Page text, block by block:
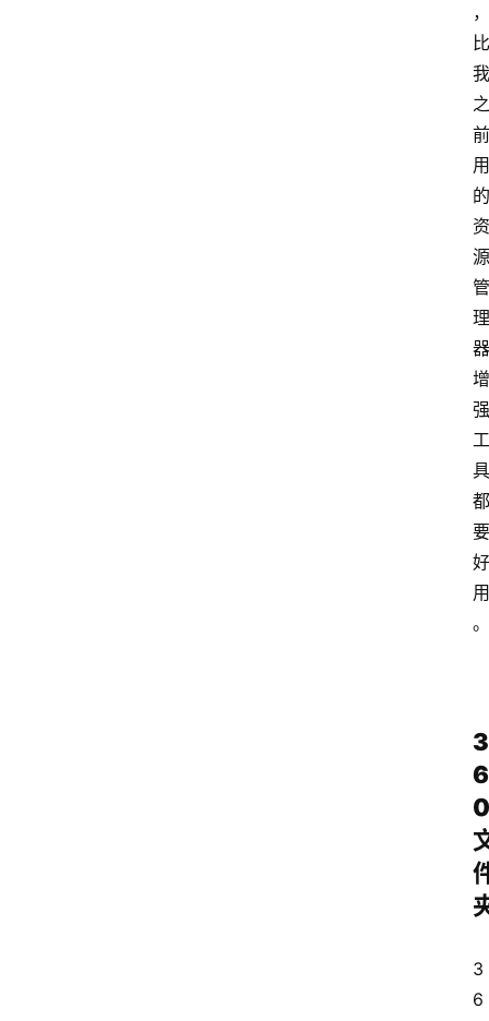
，
比
我
之
前
用
的
资
源
管
理
器
增
强
工
具
都
要
好
用
。
3
6
0
3
6